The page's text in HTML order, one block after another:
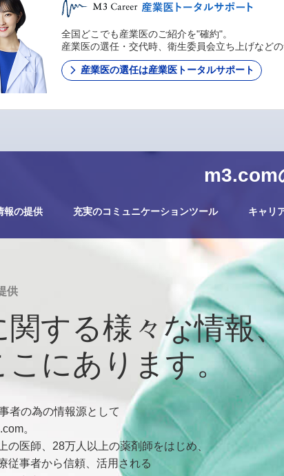
m3.com
報の提供 充実のコミュニケーションツール キャリ
全国どこでも産業医のご紹介を"確約"。
産業医の選任・交代時、衛生委員会立ち上げなど
産業医の選任は産業医トータルサポート
供
関する様々な情報、
こにあります。
者の為の情報源として
。
の医師、28万人以上の薬剤師をはじめ、
従事者から信頼、活用される